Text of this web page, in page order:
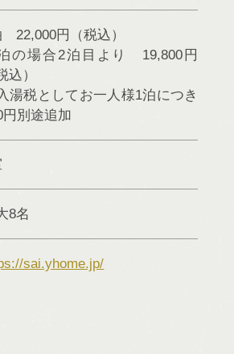
22,000円（税込）
の場合2泊目より 19,800円
込）
湯税としてお一人様1泊につき
円別途追加
8名
sai.yhome.jp/